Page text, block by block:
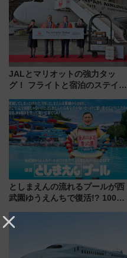
貢献するだけでなく、全線区で
活躍するための仕組みも
JALとマリオットの強力タッ
グ！ フライトと宿泊のステイタ
上級会員資格を効率よく獲得す
る方法を解説
としまえんの流れるプールが西
武園ゆうえんちで復活!? 100周
イダー」に注目 2026年夏は所